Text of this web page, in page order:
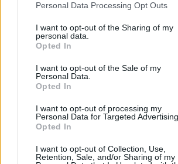
Personal Data Processing Opt Outs
I want to opt-out of the Sharing of my
personal data.
Opted In
I want to opt-out of the Sale of my
Personal Data.
Opted In
I want to opt-out of processing my
Personal Data for Targeted Advertising.
Opted In
I want to opt-out of Collection, Use,
Retention, Sale, and/or Sharing of my
sfârșit, o echipă valoroasă și cu
Pentru prima dată în istorie, o
condiții: două performanțe
contraperformanță internă
Traseu fabulos al FCSB în
5 egaluri și doar 3 înfrângeri!
avea cel puțin 20 de meciuri